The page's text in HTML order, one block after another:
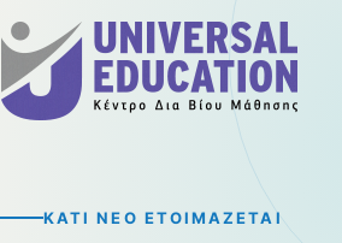
ΚΆΤΙ ΝΈΟ ΕΤΟΙΜΆΖΕΤΑΙ